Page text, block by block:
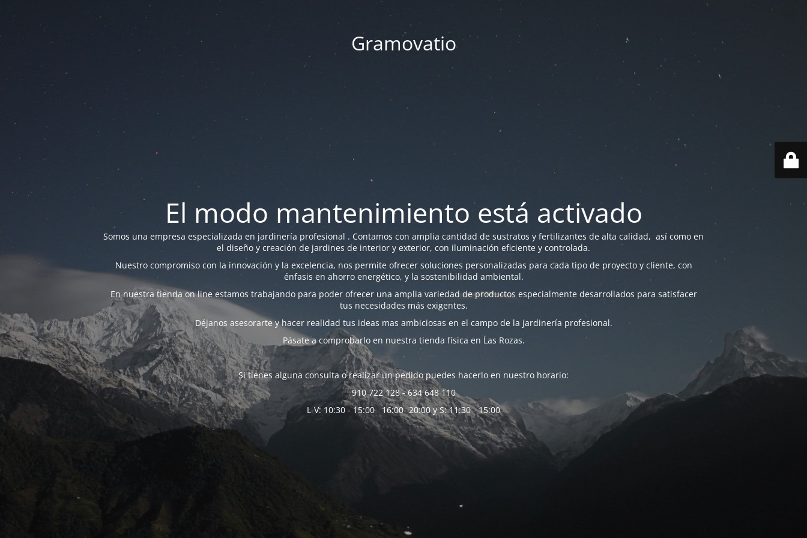
Gramovatio
El modo mantenimiento está activado
Somos una empresa especializada en jardinería profesional . Contamos con amplia cantidad de sustratos y fertilizantes de alta calidad, así como en
el diseño y creación de jardines de interior y exterior, con iluminación eficiente y controlada.
Nuestro compromiso con la innovación y la excelencia, nos permite ofrecer soluciones personalizadas para cada tipo de proyecto y cliente, con
énfasis en ahorro energético, y la sostenibilidad ambiental.
En nuestra tienda on line estamos trabajando para poder ofrecer una amplia variedad de productos especialmente desarrollados para satisfacer
tus necesidades más exigentes.
Déjanos asesorarte y hacer realidad tus ideas mas ambiciosas en el campo de la jardinería profesional.
Pásate a comprobarlo en nuestra tienda física en Las Rozas.
Si tienes alguna consulta o realizar un pedido puedes hacerlo en nuestro horario:
910 722 128 - 634 648 110
L-V: 10:30 - 15:00 16:00- 20:00 y S: 11:30 - 15:00